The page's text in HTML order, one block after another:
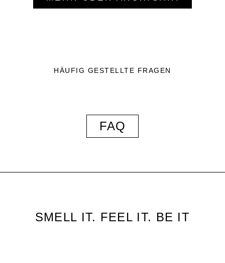
HÄUFIG GESTELLTE FRAGEN
FAQ
SMELL IT. FEEL IT. BE IT